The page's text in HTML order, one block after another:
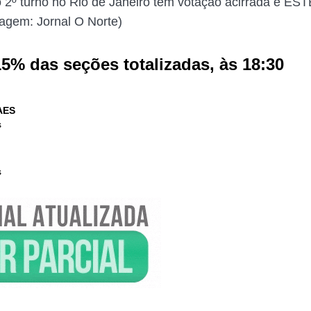
Jornal O Norte)
das seções totalizadas, às 18:30